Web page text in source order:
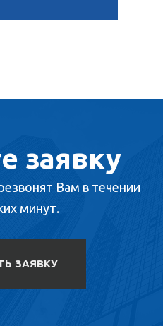
заявку
Вам в течении
минут.
ЗАЯВКУ